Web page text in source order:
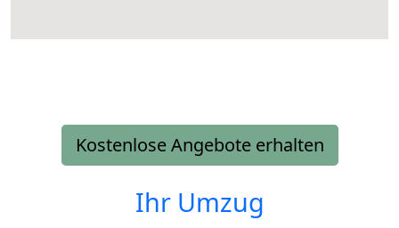
Kostenlose Angebote erhalten
Ihr Umzug